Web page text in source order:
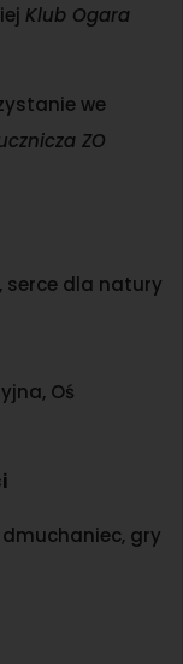
Klub Ogara
we
ZO
serce dla natury
Oś
gry